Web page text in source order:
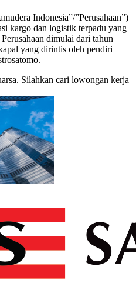
Indonesia”/”Perusahaan”)
kargo dan logistik terpadu yang
dimulai dari tahun
yang dirintis oleh pendiri
Silahkan cari lowongan kerja